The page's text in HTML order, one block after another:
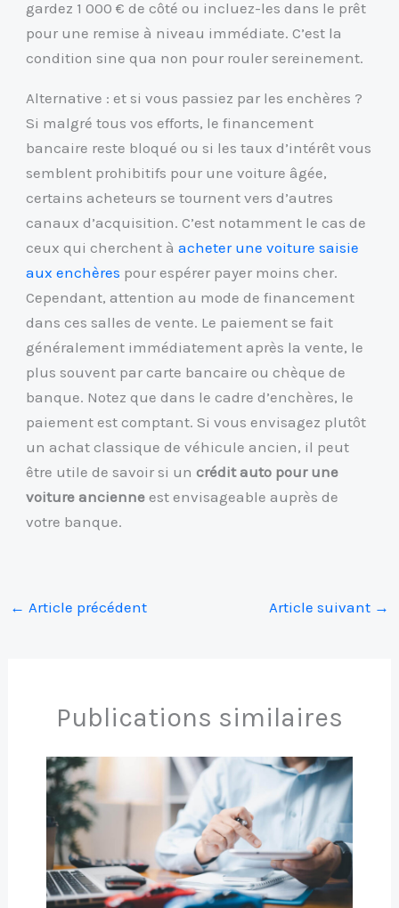
gardez 1 000 € de côté ou incluez-les dans le prêt
pour une remise à niveau immédiate. C’est la
condition sine qua non pour rouler sereinement.
Alternative : et si vous passiez par les enchères ?
Si malgré tous vos efforts, le financement
bancaire reste bloqué ou si les taux d’intérêt vous
semblent prohibitifs pour une voiture âgée,
certains acheteurs se tournent vers d’autres
canaux d’acquisition. C’est notamment le cas de
ceux qui cherchent àacheter une voiture saisie
aux enchères pour espérer payer moins cher.
Cependant, attention au mode de financement
dans ces salles de vente. Le paiement se fait
généralement immédiatement après la vente, le
plus souvent par carte bancaire ou chèque de
banque. Notez que dans le cadre d’enchères, le
paiement est comptant. Si vous envisagez plutôt
un achat classique de véhicule ancien, il peut
être utile de savoir si uncrédit auto pour une
voiture ancienne est envisageable auprès de
votre banque.
← Article précédent Article suivant →
Publications similaires